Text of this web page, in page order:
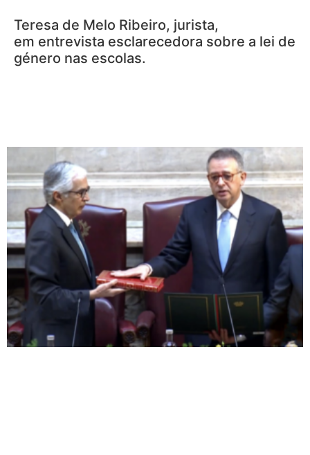
Teresa de Melo Ribeiro, jurista,
em entrevista esclarecedora sobre a lei de
género nas escolas.